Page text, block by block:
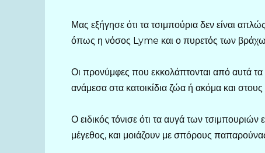
Μας εξήγησε ότι τα τσιμπούρια δεν είναι
όπως η νόσος Lyme και ο πυρετός των
Οι προνύμφες που εκκολάπτονται από αυτά
ανάμεσα στα κατοικίδια ζώα ή ακόμα και
Ο ειδικός τόνισε ότι τα αυγά των
μέγεθος, και μοιάζουν με σπόρους